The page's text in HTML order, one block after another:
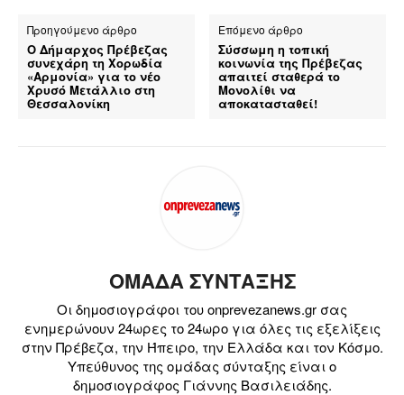
Προηγούμενο άρθρο
Ο Δήμαρχος Πρέβεζας
συνεχάρη τη Χορωδία
«Αρμονία» για το νέο
Χρυσό Μετάλλιο στη
Θεσσαλονίκη
Επόμενο άρθρο
Σύσσωμη η τοπική
κοινωνία της Πρέβεζας
απαιτεί σταθερά το
Μονολίθι να
αποκατασταθεί!
ΟΜΑΔΑ ΣΥΝΤΑΞΗΣ
Οι δημοσιογράφοι του onprevezanews.gr σας
ενημερώνουν 24ωρες το 24ωρο για όλες τις εξελίξεις
στην Πρέβεζα, την Ήπειρο, την Ελλάδα και τον Κόσμο.
Υπεύθυνος της ομάδας σύνταξης είναι ο
δημοσιογράφος Γιάννης Βασιλειάδης.